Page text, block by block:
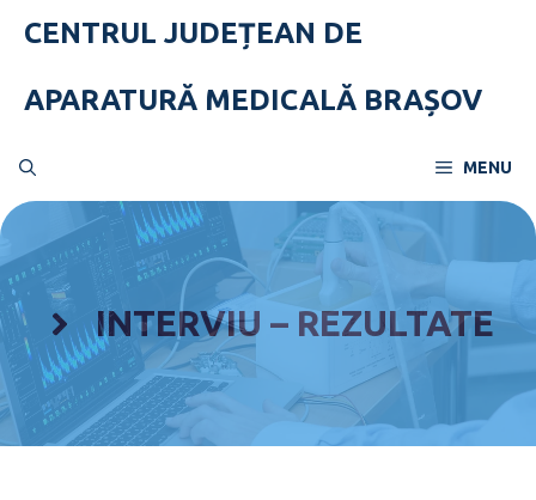
CENTRUL JUDEȚEAN DE
APARATURĂ MEDICALĂ BRAȘOV
MENU
INTERVIU – REZULTATE